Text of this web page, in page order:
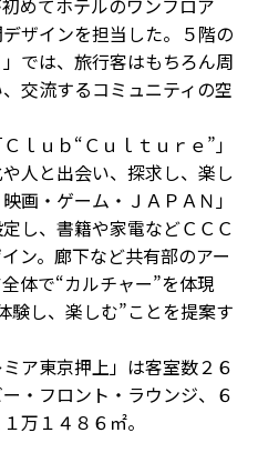
めてホテルのワンフロア
ザインを担当した。５階の
では、旅行客はもちろん周
交流するコミュニティの空
ｌｕｂ“Ｃｕｌｔｕｒｅ”」
人と出会い、探求し、楽し
画・ゲーム・ＪＡＰＡＮ」
し、書籍や家電などＣＣＣ
ン。廊下など共有部のアー
体で“カルチャー”を体現
験し、楽しむ”ことを提案す
ア東京押上」は客室数２６
・フロント・ラウンジ、６
万１４８６㎡。